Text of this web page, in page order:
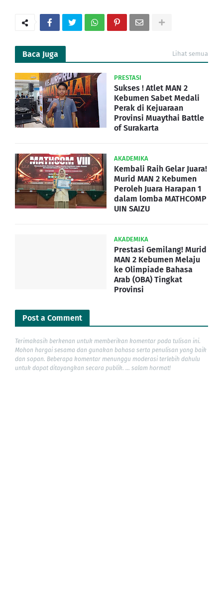
Baca Juga Lihat semua
PRESTASI
Sukses ! Atlet MAN 2
Kebumen Sabet Medali
Perak di Kejuaraan
Provinsi Muaythai Battle
of Surakarta
AKADEMIKA
Kembali Raih Gelar Juara!
Murid MAN 2 Kebumen
Peroleh Juara Harapan 1
dalam lomba MATHCOMP
UIN SAIZU
AKADEMIKA
Prestasi Gemilang! Murid
MAN 2 Kebumen Melaju
ke Olimpiade Bahasa
Arab (OBA) Tingkat
Provinsi
Post a Comment
Terimakasih berkenan untuk memberikan komentar pada tulisan ini.
Mohon hargai sesama dan gunakan bahasa serta penulisan yang baik
dan sopan. Beberapa komentar menunggu moderasi terlebih dahulu
untuk dapat ditayangkan secara publik. ... salam hormat!